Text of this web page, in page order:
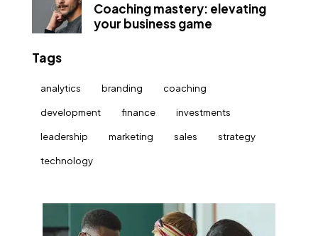
Coaching mastery: elevating
your business game
Tags
analytics branding coaching
development finance investments
leadership marketing sales strategy
technology